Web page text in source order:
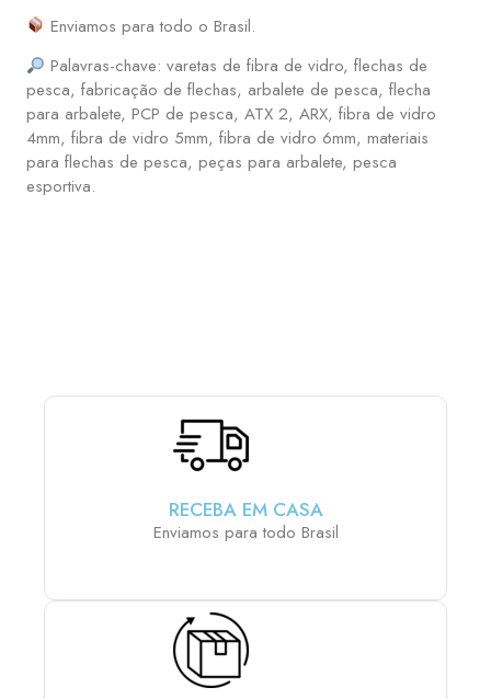
Enviamos para todo o Brasil.
Palavras-chave: varetas de fibra de vidro, flechas de
pesca, fabricação de flechas, arbalete de pesca, flecha
para arbalete, PCP de pesca, ATX 2, ARX, fibra de vidro
4mm, fibra de vidro 5mm, fibra de vidro 6mm, materiais
para flechas de pesca, peças para arbalete, pesca
esportiva.
RECEBA EM CASA
Enviamos para todo Brasil